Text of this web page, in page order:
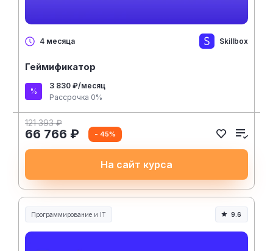
4 месяца Skillbox
Геймификатор
3 830 ₽/месяц
Рассрочка 0%
121 393 ₽
66 766 ₽ - 45%
На сайт курса
Программирование и IT 9.6